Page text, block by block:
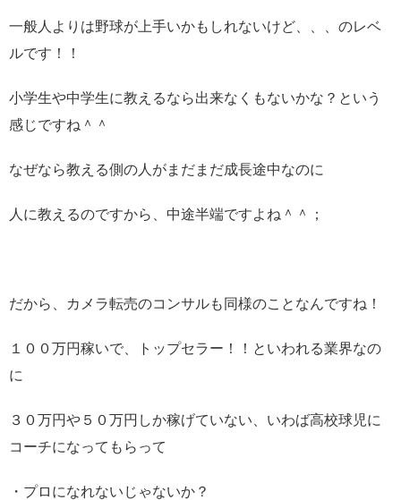
一般人よりは野球が上手いかもしれないけど、、、のレベ
ルです！！
小学生や中学生に教えるなら出来なくもないかな？という
感じですね＾＾
なぜなら教える側の人がまだまだ成長途中なのに
人に教えるのですから、中途半端ですよね＾＾；
だから、カメラ転売のコンサルも同様のことなんですね！
１００万円稼いで、トップセラー！！といわれる業界なの
に
３０万円や５０万円しか稼げていない、いわば高校球児に
コーチになってもらって
・プロになれないじゃないか？